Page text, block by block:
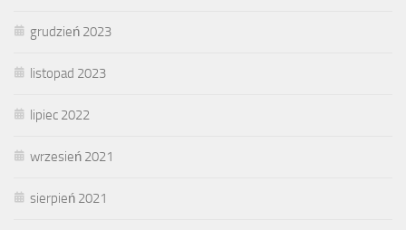
grudzień 2023
listopad 2023
lipiec 2022
wrzesień 2021
sierpień 2021